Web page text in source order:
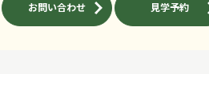
お問い合わせ 見学予約